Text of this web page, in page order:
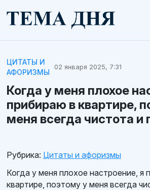
ЦИТАТЫ И
АФОРИЗМЫ
02 января 2025, 7:31
Когда у меня плохое
прибираю в квартире,
меня всегда чистота и
Рубрика: Цитаты и афоризмы
Когда у меня плохое настроение, я
квартире, поэтому у меня всегда